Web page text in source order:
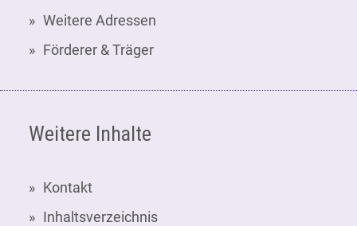
Weitere Adressen
Förderer & Träger
Weitere Inhalte
Kontakt
Inhaltsverzeichnis